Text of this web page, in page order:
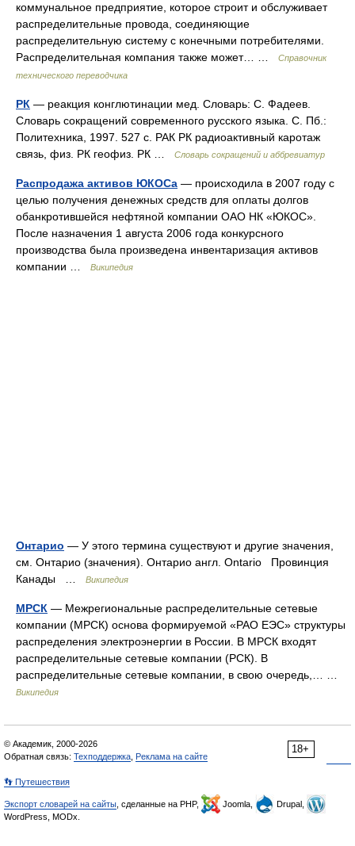
коммунальное предприятие, которое строит и обслуживает
распределительные провода, соединяющие
распределительную систему с конечными потребителями.
Распределительная компания также может… …
Справочник
технического переводчика
РК — реакция конглютинации мед. Словарь: С. Фадеев.
Словарь сокращений современного русского языка. С. Пб.:
Политехника, 1997. 527 с. РАК РК радиоактивный каротаж
связь, физ. РК геофиз. РК …
Словарь сокращений и аббревиатур
Распродажа активов ЮКОСа — происходила в 2007 году с
целью получения денежных средств для оплаты долгов
обанкротившейся нефтяной компании ОАО НК «ЮКОС».
После назначения 1 августа 2006 года конкурсного
производства была произведена инвентаризация активов
компании …
Википедия
Онтарио — У этого термина существуют и другие значения,
см. Онтарио (значения). Онтарио англ. Ontario Провинция
Канады …
Википедия
МРСК — Межрегиональные распределительные сетевые
компании (МРСК) основа формируемой «РАО ЕЭС» структуры
распределения электроэнергии в России. В МРСК входят
распределительные сетевые компании (РСК). В
распределительные сетевые компании, в свою очередь,… …
Википедия
18+
© Академик, 2000-2026
Обратная связь: Техподдержка Реклама на сайте
👣 Путешествия
Экспорт словарей на сайты , сделанные на PHP, Joomla,
Drupal,
WordPress, MODx.